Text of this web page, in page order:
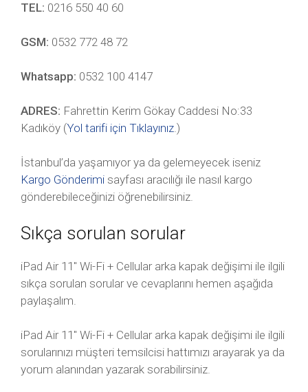
TEL: 0216 550 40 60
GSM: 0532 772 48 72
Whatsapp: 0532 100 4147
ADRES: Fahrettin Kerim Gökay Caddesi No:33
Kadıköy (Yol tarifi için Tıklayınız.)
İstanbul’da yaşamıyor ya da gelemeyecek iseniz
Kargo Gönderimi sayfası aracılığı ile nasıl kargo
gönderebileceğinizi öğrenebilirsiniz.
Sıkça sorulan sorular
iPad Air 11″ Wi-Fi + Cellular arka kapak değişimi ile ilgili
sıkça sorulan sorular ve cevaplarını hemen aşağıda
paylaşalım.
iPad Air 11″ Wi-Fi + Cellular arka kapak değişimi ile ilgili
sorularınızı müşteri temsilcisi hattımızı arayarak ya da
yorum alanından yazarak sorabilirsiniz.